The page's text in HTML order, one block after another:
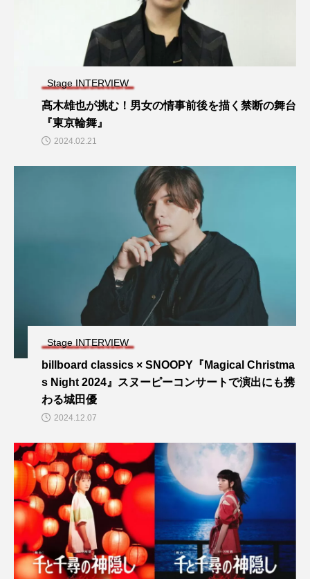
Stage INTERVIEW
髙木雄也が挑む！男女の情事前後を描く禁断の舞台
『東京輪舞』
2024.02.21
Stage INTERVIEW
billboard classics × SNOOPY『Magical Christma
s Night 2024』スヌーピーコンサートで演出にも携
わる城田優
2024.12.07